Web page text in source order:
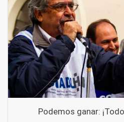
Podemos ganar: